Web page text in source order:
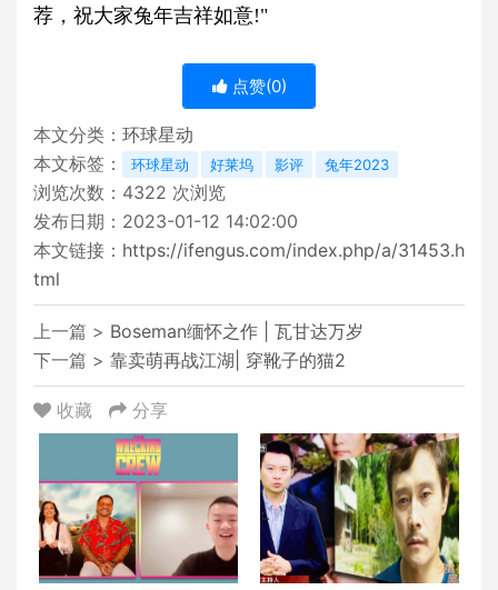
荐，祝大家兔年吉祥如意!"
点赞(0)
本文分类： 环球星动
本文标签：
环球星动 好莱坞 影评 兔年2023
浏览次数： 4322 次浏览
发布日期：2023-01-12 14:02:00
本文链接： https://ifengus.com/index.php/a/31453.h
tml
上一篇 > Boseman缅怀之作 | 瓦甘达万岁
下一篇 > 靠卖萌再战江湖| 穿靴子的猫2
收藏 分享